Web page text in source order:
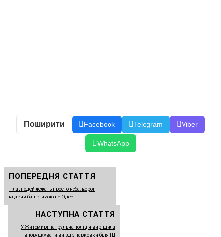
Поширити Facebook Telegram Viber
WhatsApp
ПОПЕРЕДНЯ СТАТТЯ
Тіла людей лежать просто неба: ворог
вдарив балістикою по Одесі
НАСТУПНА СТАТТЯ
У Житомирі патрульна поліція вирішила
впорядкувати виїзд з парковки біля ТЦ